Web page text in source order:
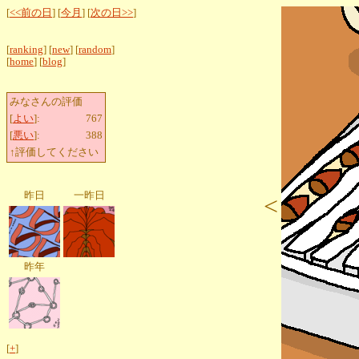
[<<前の日 ] [今月 ] [次の日>>]
[ranking] [new] [random]
[home] [blog]
みなさんの評価
[よい]:
767
[悪い]:
388
↑評価してください
昨日 一昨日
昨年
[+]
<